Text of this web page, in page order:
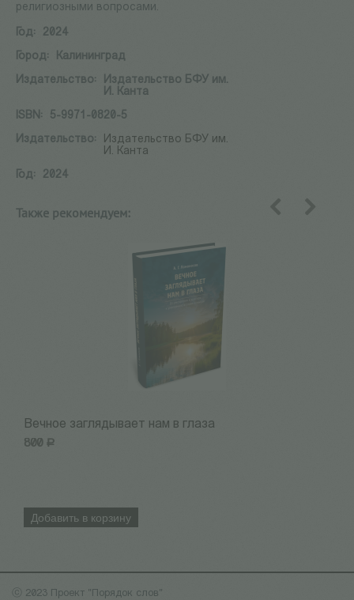
религиозными вопросами.
Год:
2024
Город:
Калининград
Издательство:
Издательство БФУ им.
И. Канта
ISBN:
5-9971-0820-5
Издательство:
Издательство БФУ им.
И. Канта
Год:
2024
Также рекомендуем:
Вечное заглядывает нам в глаза
800 Р
Добавить в корзину
ⓒ 2023 Проект "Порядок слов"